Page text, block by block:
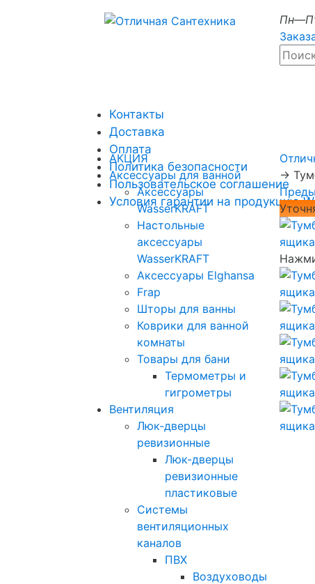
Контакты
Доставка
Оплата
Политика безопасности
Пользовательское соглашение
Условия гарантии на продукцию
АКЦИЯ
Аксессуары для ванной
Аксессуары
WasserKRAFT
Настольные
аксессуары
WasserKRAFT
Аксессуары Elghansa
Frap
Шторы для ванны
Коврики для ванной
комнаты
Товары для бани
Термометры и
гигрометры
Вентиляция
Люк-дверцы
ревизионные
Люк-дверцы
ревизионные
пластиковые
Системы
вентиляционных
каналов
ПВХ
Воздуховоды
→